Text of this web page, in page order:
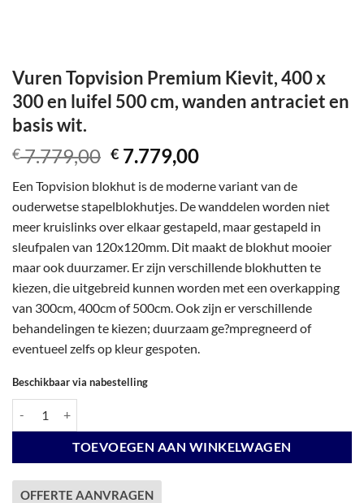
Vuren Topvision Premium Kievit, 400 x
300 en luifel 500 cm, wanden antraciet en
basis wit.
€7.779,00 Oorspronkelijke
was:
€ 7.779,00.
€ 7.779,00Huidige
is:
€ 7.779,00.
Een Topvision blokhut is de moderne variant van de
ouderwetse stapelblokhutjes. De wanddelen worden niet
meer kruislinks over elkaar gestapeld, maar gestapeld in
sleufpalen van 120x120mm. Dit maakt de blokhut mooier
maar ook duurzamer. Er zijn verschillende blokhutten te
kiezen, die uitgebreid kunnen worden met een overkapping
van 300cm, 400cm of 500cm. Ook zijn er verschillende
behandelingen te kiezen; duurzaam ge?mpregneerd of
eventueel zelfs op kleur gespoten.
Beschikbaar via nabestelling
TOEVOEGEN AAN WINKELWAGEN
OFFERTE AANVRAGEN